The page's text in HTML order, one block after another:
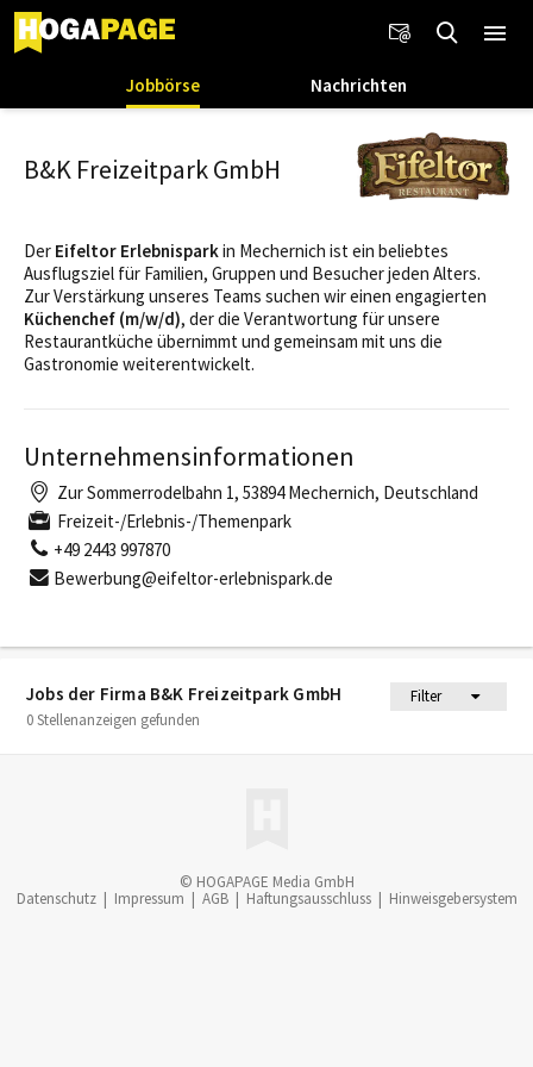
Jobbörse Nachrichten
Jobs der Firma B&K Freizeitpark GmbH
Filter
0 Stellenanzeigen gefunden
B&K Freizeitpark GmbH
Der Eifeltor Erlebnisparkin Mechernich ist ein beliebtes
Ausflugsziel für Familien, Gruppen und Besucher jeden Alters.
Zur Verstärkung unseres Teams suchen wir einen engagierten
Küchenchef (m/w/d), der die Verantwortung für unsere
Restaurantküche übernimmt und gemeinsam mit uns die
Gastronomie weiterentwickelt.
Unternehmensinformationen
Zur Sommerrodelbahn 1, 53894 Mechernich, Deutschland
Freizeit-/Erlebnis-/Themenpark
+49 2443 997870
Bewerbung@eifeltor-erlebnispark.de
© HOGAPAGE Media GmbH
Datenschutz | Impressum | AGB | Haftungsausschluss | Hinweisgebersystem